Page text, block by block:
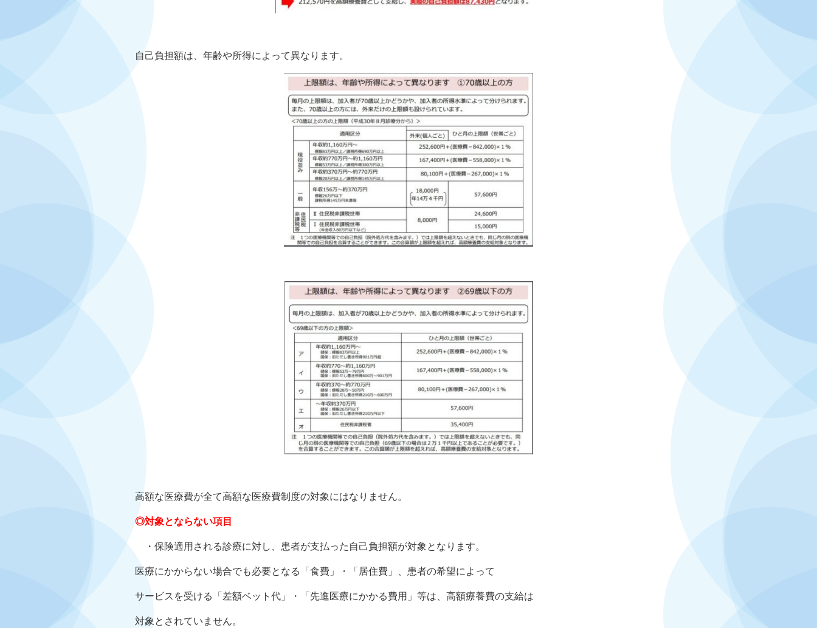
自己負担額は、年齢や所得によって異なります。
高額な医療費が全て高額な医療費制度の対象にはなりません。
◎対象とならない項目
・保険適用される診療に対し、患者が支払った自己負担額が対象となります。
医療にかからない場合でも必要となる「食費」・「居住費」、患者の希望によって
サービスを受ける「差額ベット代」・「先進医療にかかる費用」等は、高額療養費の支給は
対象とされていません。